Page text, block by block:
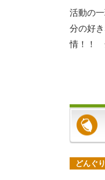
活動の
分の好
情！！
どんぐ